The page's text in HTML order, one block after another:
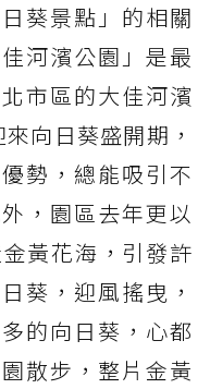
葵景點」的相關
河濱公園」是最
市區的大佳河濱
向日葵盛開期，
勢，總能吸引不
，園區去年更以
黃花海，引發許
葵，迎風搖曳，
的向日葵，心都
散步，整片金黃